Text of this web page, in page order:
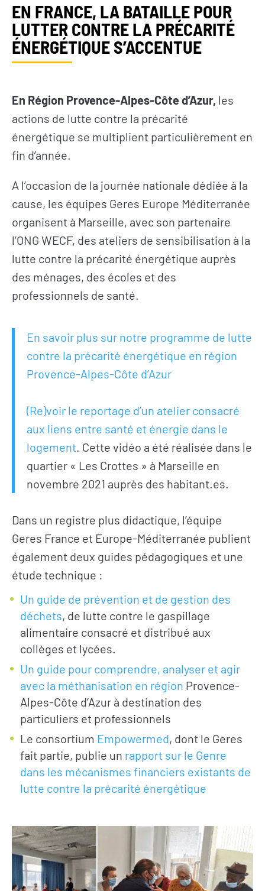
EN FRANCE, LA BATAILLE POUR
LUTTER CONTRE LA PRÉCARITÉ
ÉNERGÉTIQUE S’ACCENTUE
En Région Provence-Alpes-Côte d’Azur, les
actions de lutte contre la précarité
énergétique se multiplient particulièrement en
fin d’année.
A l’occasion de la journée nationale dédiée à la
cause, les équipes Geres Europe Méditerranée
organisent à Marseille, avec son partenaire
l’ONG WECF, des ateliers de sensibilisation à la
lutte contre la précarité énergétique auprès
des ménages, des écoles et des
professionnels de santé.
En savoir plus sur notre programme de lutte
contre la précarité énergétique en région
Provence-Alpes-Côte d’Azur
(Re)voir le reportage d’un atelier consacré
aux liens entre santé et énergie dans le
logement. Cette vidéo a été réalisée dans le
quartier « Les Crottes » à Marseille en
novembre 2021 auprès des habitant.es.
Dans un registre plus didactique, l’équipe
Geres France et Europe-Méditerranée publient
également deux guides pédagogiques et une
étude technique :
Un guide de prévention et de gestion des
déchets, de lutte contre le gaspillage
alimentaire consacré et distribué aux
collèges et lycées.
Un guide pour comprendre, analyser et agir
avec la méthanisation en région Provence-
Alpes-Côte d’Azur à destination des
particuliers et professionnels
Le consortium Empowermed, dont le Geres
fait partie, publie un rapport sur le Genre
dans les mécanismes financiers existants de
lutte contre la précarité énergétique